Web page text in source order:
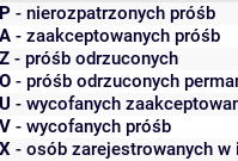
P - nierozpatrzonych próśb
A - zaakceptowanych próśb
Z - próśb odrzuconych
O - próśb odrzuconych
U - wycofanych
V - wycofanych próśb
X - osób zarejestrowanych w